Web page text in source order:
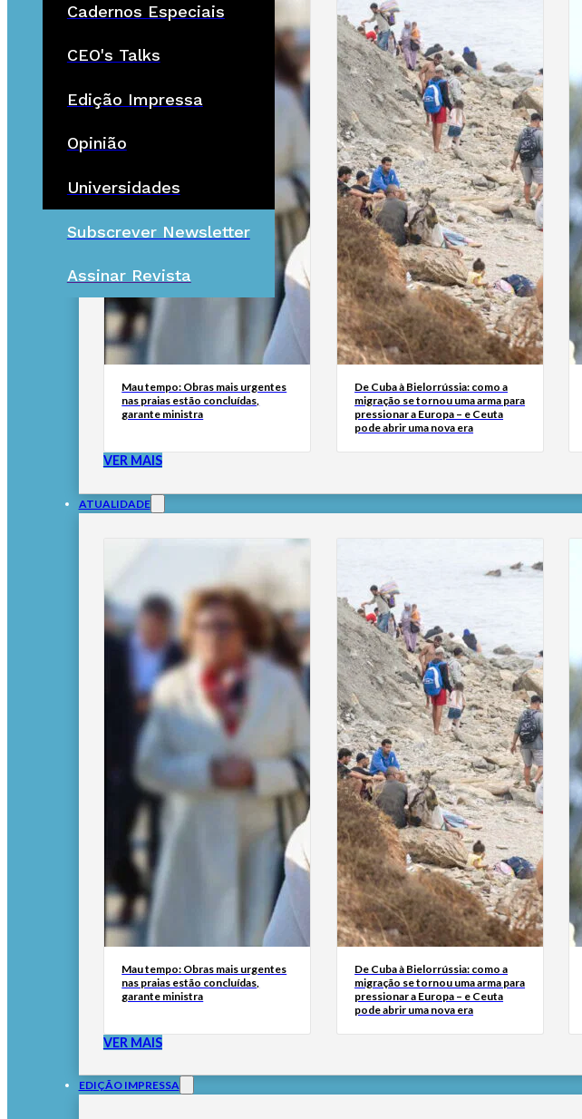
Cadernos Especiais
CEO's Talks
Edição Impressa
Opinião
Universidades
Subscrever Newsletter
Assinar Revista
Mau tempo: Obras mais urgentes
nas praias estão concluídas,
garante ministra
De Cuba à Bielorrússia: como a
migração se tornou uma arma para
pressionar a Europa – e Ceuta
pode abrir uma nova era
VER MAIS
ATUALIDADE
Mau tempo: Obras mais urgentes
nas praias estão concluídas,
garante ministra
De Cuba à Bielorrússia: como a
migração se tornou uma arma para
pressionar a Europa – e Ceuta
pode abrir uma nova era
VER MAIS
EDIÇÃO IMPRESSA